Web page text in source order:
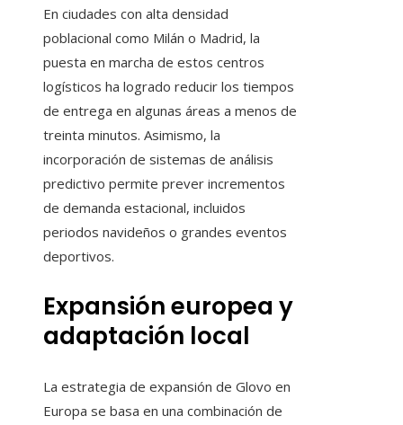
En ciudades con alta densidad
poblacional como Milán o Madrid, la
puesta en marcha de estos centros
logísticos ha logrado reducir los tiempos
de entrega en algunas áreas a menos de
treinta minutos. Asimismo, la
incorporación de sistemas de análisis
predictivo permite prever incrementos
de demanda estacional, incluidos
periodos navideños o grandes eventos
deportivos.
Expansión europea y
adaptación local
La estrategia de expansión de Glovo en
Europa se basa en una combinación de